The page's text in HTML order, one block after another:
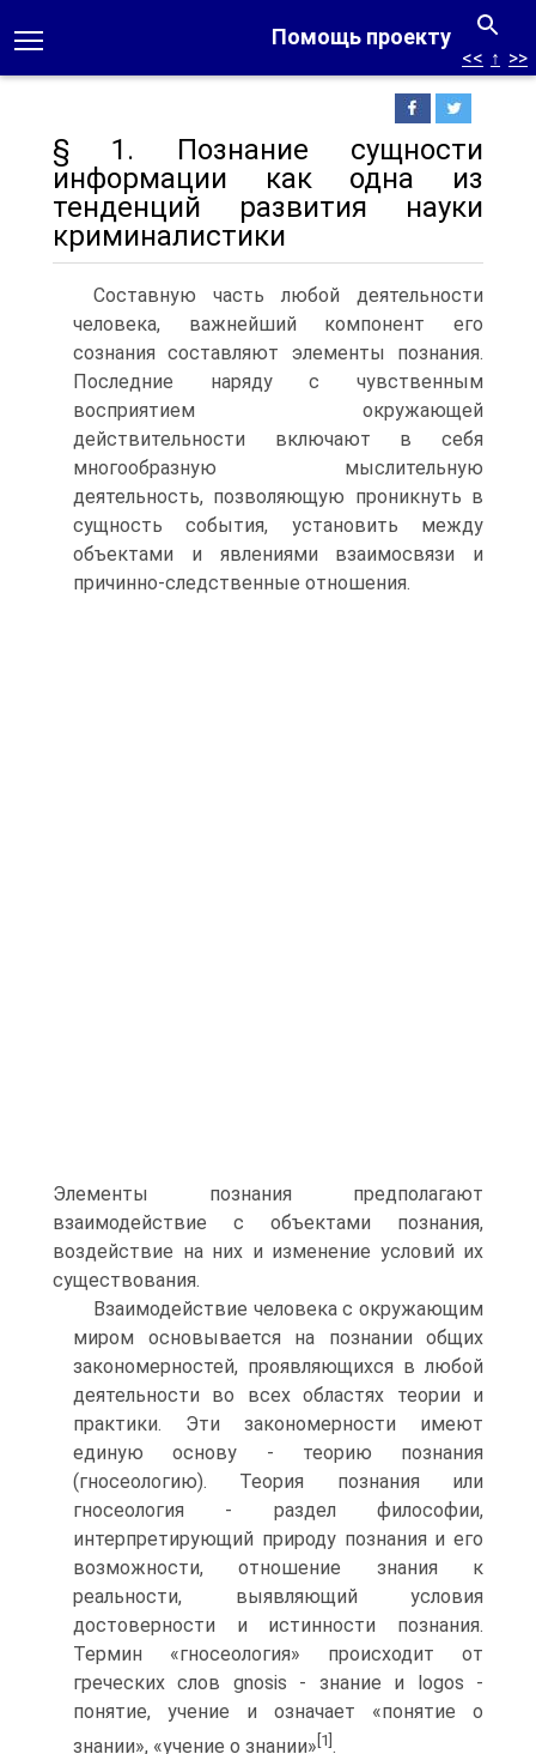
Помощь проекту
<< ↑ >>
§ 1. Познание сущности
информации как одна из
тенденций развития науки
криминалистики
Составную часть любой деятельности
человека, важнейший компонент его
сознания составляют элементы познания.
Последние наряду с чувственным
восприятием окружающей
действительности включают в себя
многообразную мыслительную
деятельность, позволяющую проникнуть в
сущность события, установить между
объектами и явлениями взаимосвязи и
причинно-следственные отношения.
Элементы познания предполагают
взаимодействие с объектами познания,
воздействие на них и изменение условий их
существования.
Взаимодействие человека с окружающим
миром основывается на познании общих
закономерностей, проявляющихся в любой
деятельности во всех областях теории и
практики. Эти закономерности имеют
единую основу - теорию познания
(гносеологию). Теория познания или
гносеология - раздел философии,
интерпретирующий природу познания и его
возможности, отношение знания к
реальности, выявляющий условия
достоверности и истинности познания.
Термин «гносеология» происходит от
греческих слов gnosis - знание и logos -
понятие, учение и означает «понятие о
знании», «учение о знании» [1] .